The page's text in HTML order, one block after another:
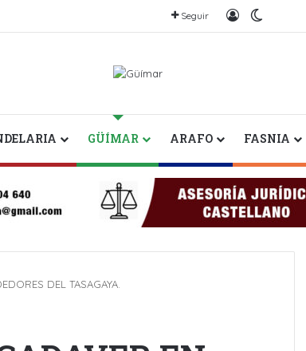
Seguir Iniciar sesión
GÜÍMAR ARAFO FASNIA
DEL TASAGAYA.